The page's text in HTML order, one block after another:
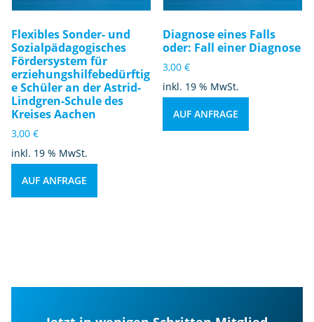
Flexibles Sonder- und
Sozialpädagogisches
Fördersystem für
erziehungshilfebedürftig
e Schüler an der Astrid-
Lindgren-Schule des
Kreises Aachen
3,00 €
inkl. 19 % MwSt.
AUF ANFRAGE
Diagnose eines Falls
oder: Fall einer Diagnose
3,00€
inkl. 19 % MwSt.
AUF ANFRAGE